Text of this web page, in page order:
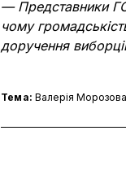
— Представники
чому
доручення
Тема: Валерія Морозова